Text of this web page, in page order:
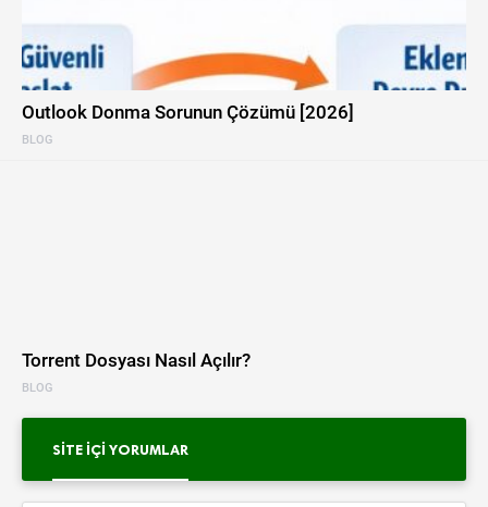
BLOG
Outlook Donma Sorunun Çözümü [2026]
BLOG
Torrent Dosyası Nasıl Açılır?
SITE İÇI YORUMLAR